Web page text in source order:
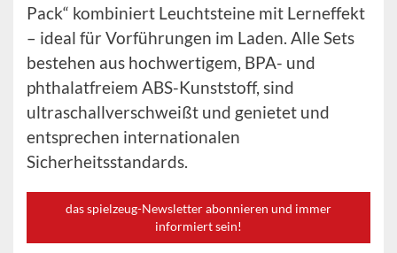
Pack“ kombiniert Leuchtsteine mit Lerneffekt
– ideal für Vorführungen im Laden. Alle Sets
bestehen aus hochwertigem, BPA- und
phthalatfreiem ABS-Kunststoff, sind
ultraschallverschweißt und genietet und
entsprechen internationalen
Sicherheitsstandards.
das spielzeug-Newsletter abonnieren und immer
informiert sein!